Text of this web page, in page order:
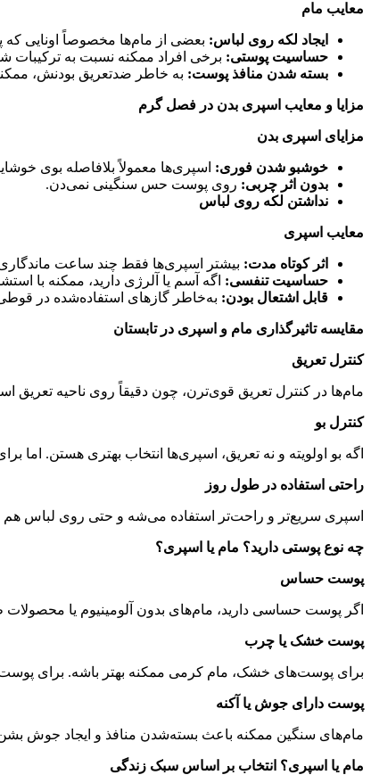
معایب مام
ایجاد لکه روی لباس: بعضی از مام‌ها مخصوصاً اونایی که
حساسیت پوستی: برخی افراد ممکنه نسبت به
بسته شدن منافذ پوست: به خاطر ضدتعریق بودنش،
مزایا و معایب اسپری بدن در فصل گرم
مزایای اسپری بدن
خوشبو شدن فوری: اسپری‌ها معمولاً بلافاصله بوی
بدون اثر چربی: روی پوست حس سنگینی نمی‌دن.
نداشتن لکه روی لباس
معایب اسپری
اثر کوتاه مدت: بیشتر اسپری‌ها فقط چند ساعت
حساسیت تنفسی: اگه آسم یا آلرژی دارید، ممکنه با
قابل اشتعال بودن: به‌خاطر گازهای استفاده‌شده در
مقایسه تاثیرگذاری مام و اسپری در تابستان
کنترل تعریق
مام‌ها در کنترل تعریق قوی‌ترن، چون دقیقاً روی ناحیه
کنترل بو
اگه بو اولویته و نه تعریق، اسپری‌ها انتخاب بهتری هستن. اما
راحتی استفاده در طول روز
اسپری سریع‌تر و راحت‌تر استفاده می‌شه و حتی روی لباس هم
چه نوع پوستی دارید؟ مام یا اسپری؟
پوست حساس
اگر پوست حساسی دارید، مام‌های بدون آلومینیوم یا
پوست خشک یا چرب
برای پوست‌های خشک، مام کرمی ممکنه بهتر باشه. برای
پوست دارای جوش یا آکنه
مام‌های سنگین ممکنه باعث بسته‌شدن منافذ و ایجاد جوش بشن.
مام یا اسپری؟ انتخاب بر اساس سبک زندگی